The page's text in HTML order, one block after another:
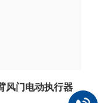
风门电动执行器